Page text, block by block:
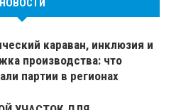
НОВОСТИ
караван, инклюзия и
производства: что
партии в регионах